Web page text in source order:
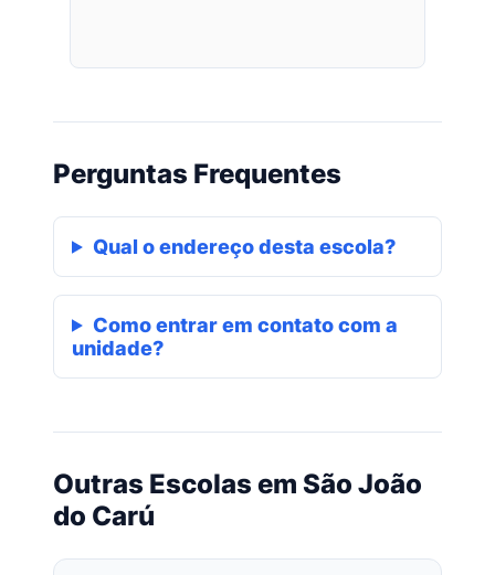
Perguntas Frequentes
Qual o endereço desta escola?
Como entrar em contato com a
unidade?
Outras Escolas em São João
do Carú